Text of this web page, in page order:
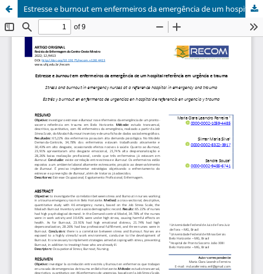
Estresse e burnout em enfermeiros da emergência de um hospital referência em urgência e trauma